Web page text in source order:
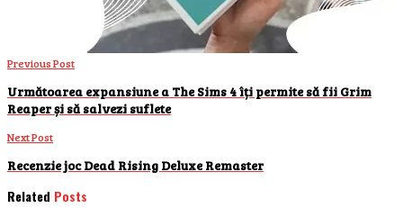
Previous Post
Următoarea expansiune a The Sims 4 îți permite să fii Grim
Reaper și să salvezi suflete
Next Post
Recenzie joc Dead Rising Deluxe Remaster
Related Posts